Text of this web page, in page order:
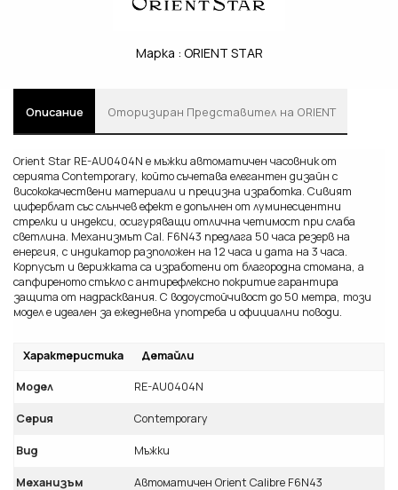
Марка : ORIENT STAR
Описание Oторизиран Представител на ORIENT
Orient Star RE-AU0404N е мъжки автоматичен часовник от
серията Contemporary, който съчетава елегантен дизайн с
висококачествени материали и прецизна изработка. Сивият
циферблат със слънчев ефект е допълнен от луминесцентни
стрелки и индекси, осигуряващи отлична четимост при слаба
светлина. Механизмът Cal. F6N43 предлага 50 часа резерв на
енергия, с индикатор разположен на 12 часа и дата на 3 часа.
Корпусът и верижката са изработени от благородна стомана, а
сапфиреното стъкло с антирефлексно покритие гарантира
защита от надрасквания. С водоустойчивост до 50 метра, този
модел е идеален за ежедневна употреба и официални поводи.
Характеристика Детайли
Модел RE-AU0404N
Серия Contemporary
Вид Мъжки
Механизъм Автоматичен Orient Calibre F6N43